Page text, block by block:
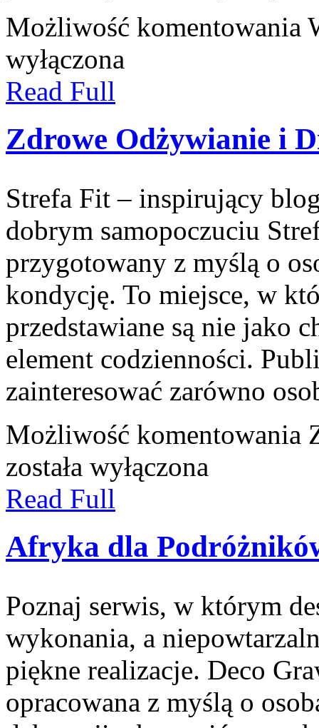
Możliwość komentowania
wyłączona
Read Full
Zdrowe Odżywianie i
Strefa Fit – inspirujący
dobrym samopoczuciu
przygotowany z myślą o
kondycję. To miejsce, w
przedstawiane są nie jako
element codzienności.
zainteresować zarówno
Możliwość komentowania
została wyłączona
Read Full
Afryka dla
Poznaj serwis, w którym
wykonania, a
piękne realizacje. Deco
opracowana z myślą o